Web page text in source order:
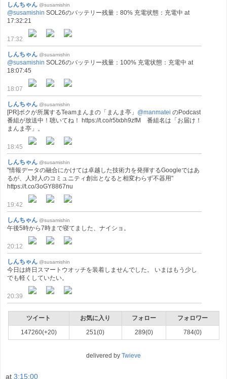
しんちゃん @susamishin
@susamishin SOL26のバッテリー残量：80% 充電状態：充電中 at
17:32:21
17:32
しんちゃん @susamishin
@susamishin SOL26のバッテリー残量：100% 充電状態：充電中 at
18:07:45
18:07
しんちゃん @susamishin
[PR]ボクが所属するTeamまんまの「まんま亭」 @manmatei のPodcast
番組が放送中！聴いてね！ https://t.co/r5txbh9zfM 番組名は「お届け！
まんま亭」。
18:45
しんちゃん @susamishin
"情報データの融合にかけては卓越した技術力を発揮するGoogleではあ
るが、人対人のコミュニティ創出となると相変わらず不器用"
https://t.co/3oGY8867nu
19:42
しんちゃん @susamishin
午後5時から7時まで寝てました、ナイショ。
20:12
しんちゃん @susamishin
今日は終日スマートウオッチを装着しませんでした。 いまはもう少し
でも軽くしていたい。
20:39
ツイート お気に入り フォロー
フォロワー
147260(+20)
251(0) 289(0) 784(0)
delivered by Twieve
at 3:15:00